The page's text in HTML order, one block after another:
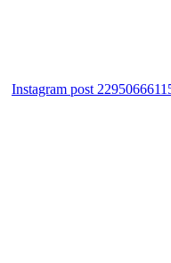
Instagram post